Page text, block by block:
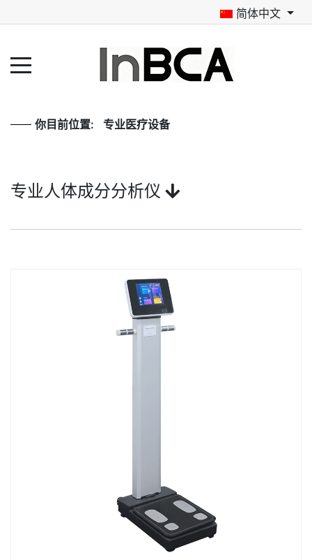
简体中文
你目前位置: 专业医疗设备
专业人体成分分析仪